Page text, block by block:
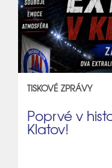
TISKOVÉ ZPRÁVY
Poprvé v
Klatov!